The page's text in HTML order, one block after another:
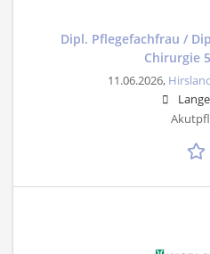
Dipl. Pflegefachfrau /
Chirurgie
11.06.2026,